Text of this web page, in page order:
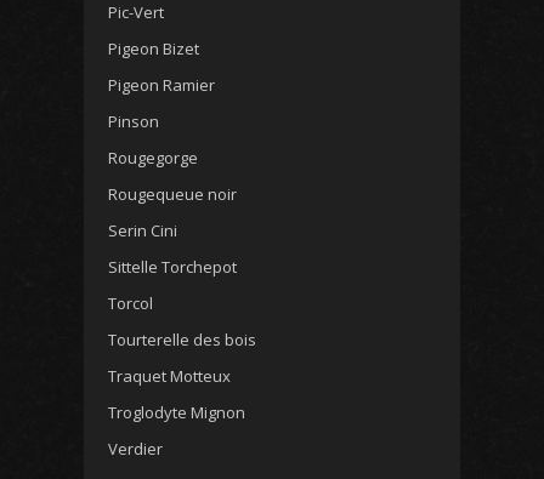
Pic-Vert
Pigeon Bizet
Pigeon Ramier
Pinson
Rougegorge
Rougequeue noir
Serin Cini
Sittelle Torchepot
Torcol
Tourterelle des bois
Traquet Motteux
Troglodyte Mignon
Verdier